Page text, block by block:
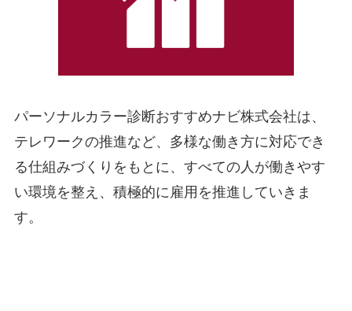
パーソナルカラー診断おすすめナビ株式会社は、
テレワークの推進など、多様な働き方に対応でき
る仕組みづくりをもとに、すべての人が働きやす
い環境を整え、積極的に雇用を推進していきま
す。